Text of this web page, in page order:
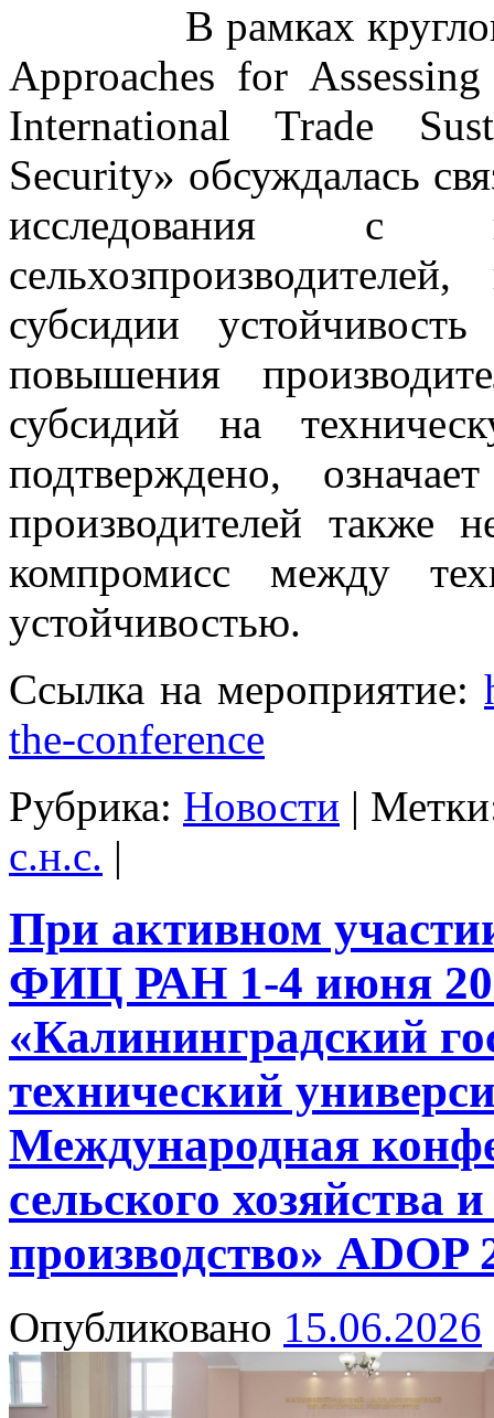
В рамках круглого
Approaches for
International Trade
Security» обсуждалась
исследования с
субсидии
повышения
субсидий на
подтверждено,
производителей также
компромисс между
устойчивостью.
Ссылка на мероприятие:
the-conference
Рубрика: Новости |
с.н.с. |
При активном
ФИЦ РАН 1-4 июня
«Калининградский
технический
Международная
сельского хозяйства
производство» ADOP
Опубликовано 15.06.2026